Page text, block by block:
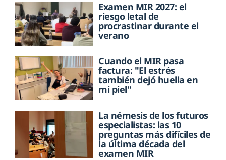
Examen MIR 2027: el
riesgo letal de
procrastinar durante el
verano
Cuando el MIR pasa
factura: "El estrés
también dejó huella en
mi piel"
La némesis de los futuros
especialistas: las 10
preguntas más difíciles de
la última década del
examen MIR